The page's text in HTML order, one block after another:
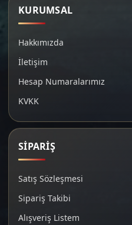
KURUMSAL
Hakkımızda
İletişim
Hesap Numaralarımız
KVKK
SİPARİŞ
Satış Sözleşmesi
Sipariş Takibi
Alışveriş Listem